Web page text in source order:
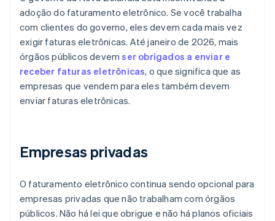
adoção do faturamento eletrônico. Se você trabalha
com clientes do governo, eles devem cada mais vez
exigir faturas eletrônicas. Até janeiro de 2026, mais
órgãos públicos devemser obrigados a enviar e
receber faturas eletrônicas, o que significa que as
empresas que vendem para eles também devem
enviar faturas eletrônicas.
Empresas privadas
O faturamento eletrônico continua sendo opcional para
empresas privadas que não trabalham com órgãos
públicos. Não há lei que obrigue e não há planos oficiais